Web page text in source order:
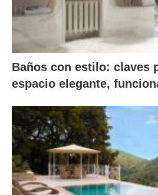
Baños con estilo: claves
espacio elegante,